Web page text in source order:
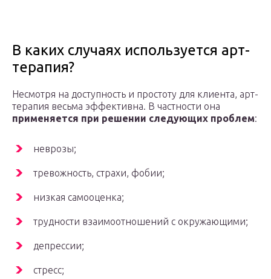
В каких случаях используется арт-
терапия?
Несмотря на доступность и простоту для клиента, арт-
терапия весьма эффективна. В частности она
применяется при решении следующих проблем:
неврозы;
тревожность, страхи, фобии;
низкая самооценка;
трудности взаимоотношений с окружающими;
депрессии;
стресс;